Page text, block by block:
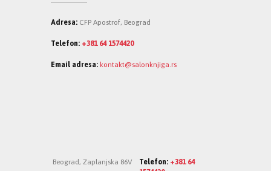
Adresa: CFP Apostrof, Beograd
Telefon: +381 64 1574420
Email adresa: kontakt@salonknjiga.rs
Telefon: +381 64
Beograd, Zaplanjska 86V